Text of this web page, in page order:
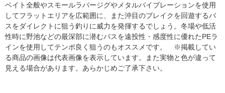
ベイト全般やスモールラバージグやメタルバイブレーションを使用
してフラットエリアを広範囲に、また沖目のブレイクを回遊するバ
スをダイレクトに狙う釣りに威力を発揮するでしょう。冬場や低活
性時に野池などの最深部に潜むバスを遠投性・感度性に優れたPEラ
インを使用してテンポ良く狙うのもオススメです。 ※掲載してい
る商品の画像は代表画像を表示しています。また実物と色が違って
見える場合があります。あらかじめご了承下さい。